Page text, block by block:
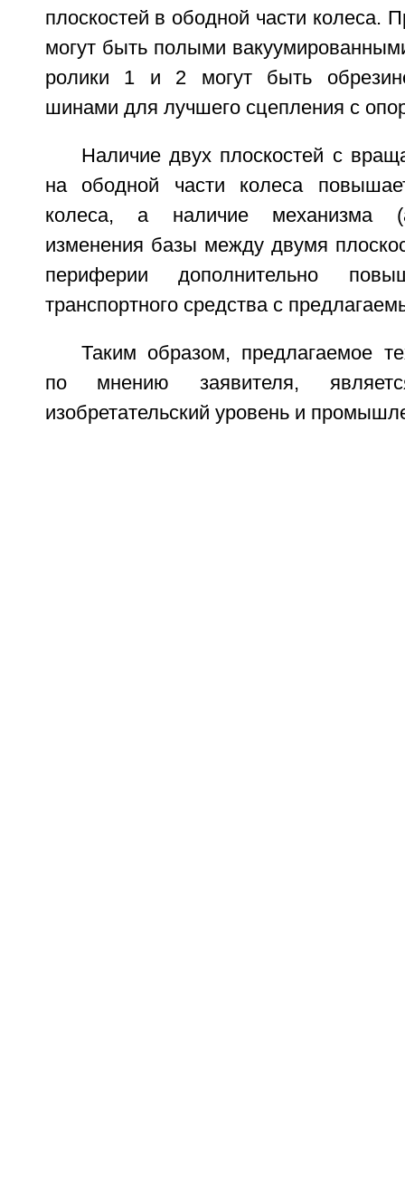
плоскостей в ободной части колеса.
могут быть полыми
ролики 1 и 2 могут быть
шинами для лучшего сцепления с
Наличие двух плоскостей с
на ободной части колеса
колеса, а наличие механизма
изменения базы между двумя
периферии дополнительно
транспортного средства с
Таким образом, предлагаемое
по мнению заявителя,
изобретательский уровень и